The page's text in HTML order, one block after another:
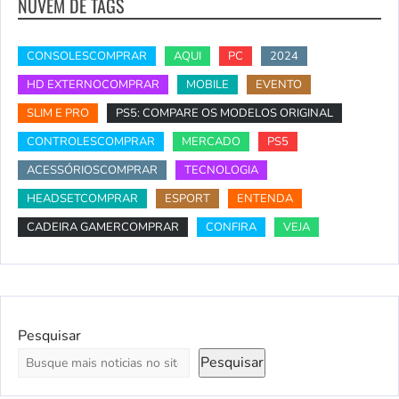
CONSOLESCOMPRAR AQUI PC
2024
HD EXTERNOCOMPRAR
MOBILE
EVENTO
SLIM E PRO
PS5: COMPARE OS MODELOS ORIGINAL
CONTROLESCOMPRAR
MERCADO
PS5
ACESSÓRIOSCOMPRAR
TECNOLOGIA
HEADSETCOMPRAR
ESPORT
ENTENDA
CADEIRA GAMERCOMPRAR
CONFIRA VEJA
Pesquisar
Pesquisar